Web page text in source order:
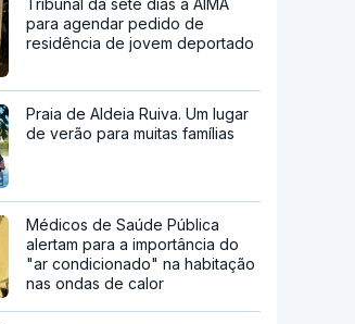
para agendar pedido de
residência de jovem deportado
Praia de Aldeia Ruiva. Um lugar
de verão para muitas famílias
Médicos de Saúde Pública
alertam para a importância do
"ar condicionado" na habitação
nas ondas de calor